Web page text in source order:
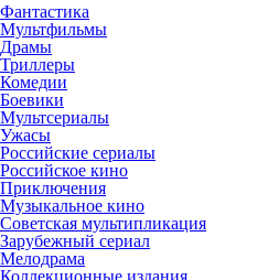
Фантастика
Мультфильмы
Драмы
Триллеры
Комедии
Боевики
Мультсериалы
Ужасы
Российские сериалы
Российское кино
Приключения
Музыкальное кино
Советская мультипликация
Зарубежный сериал
Мелодрама
Коллекционные издания